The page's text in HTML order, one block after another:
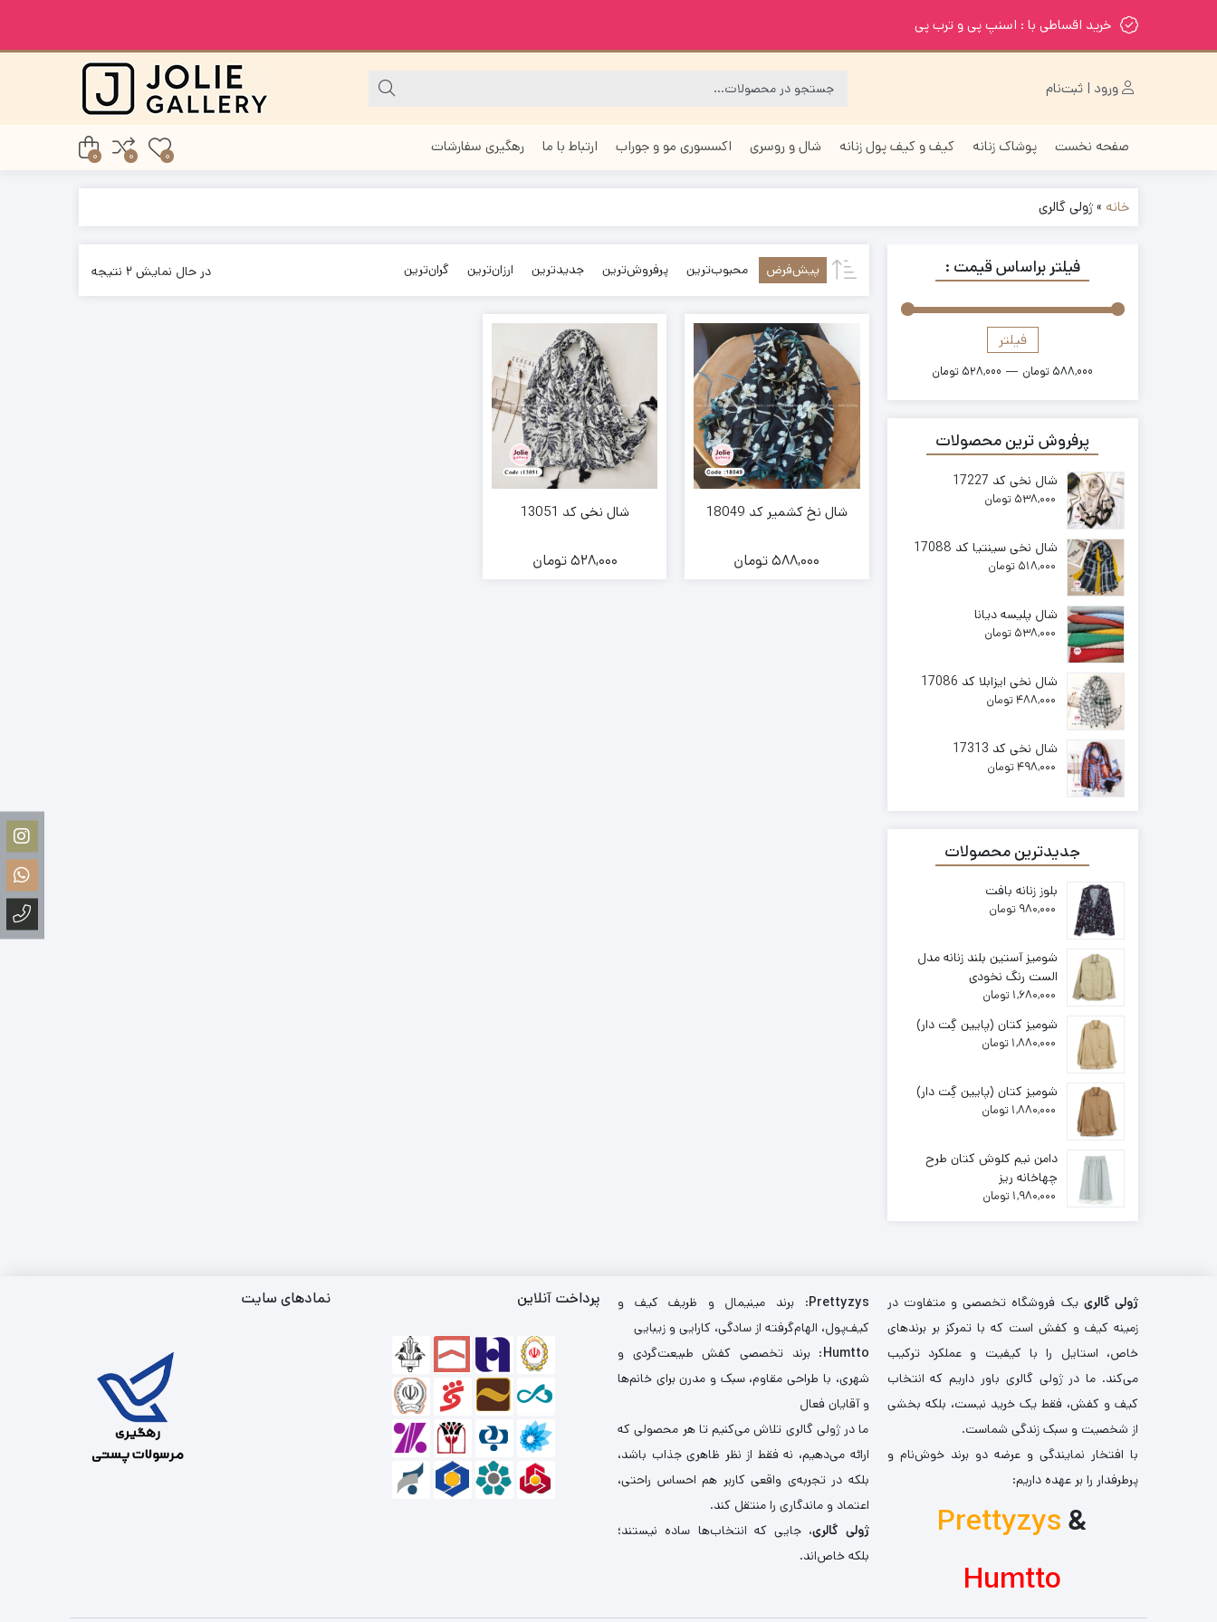
خرید اقساطی با : اسنپ پی و ترب پی
ورود | ثبت‌نام
صفحه نخست پوشاک زنانه کیف و کیف پول زنانه شال و روسری اکسسوری مو و جوراب ارتباط با ما رهگیری سفارشات
0
0
0
خانه »ژولی گالری
پیش‌فرض محبوب‌ترین پرفروش‌ترین جدیدترین ارزان‌ترین گران‌ترین در حال نمایش 2 نتیجه
شال نخ کشمیر کد 18049
588,000تومان
شال نخی کد 13051
528,000تومان
فیلتر براساس قیمت :
فیلتر
528,000 تومان — 588,000 تومان
پرفروش ترین محصولات
شال نخی کد 17227
538,000 تومان
شال نخی سینتیا کد 17088
518,000 تومان
شال پلیسه دیانا
538,000 تومان
شال نخی ایزابلا کد 17086
488,000تومان
شال نخی کد 17313
498,000تومان
جدیدترین محصولات
بلوز زنانه بافت
980,000 تومان
شومیز آستین بلند زنانه مدل
الست رنگ نخودی
1,680,000 تومان
شومیز کتان (پایین گِت دار)
1,880,000 تومان
شومیز کتان (پایین گِت دار)
1,880,000 تومان
دامن نیم کلوش کتان طرح
چهاخانه ریز
1,980,000 تومان
ژولی گالری یک فروشگاه تخصصی و متفاوت در
زمینه کیف و کفش است که با تمرکز بر برندهای
خاص، استایل را با کیفیت و عملکرد ترکیب
می‌کند. ما در ژولی گالری باور داریم که انتخاب
کیف و کفش، فقط یک خرید نیست، بلکه بخشی
از شخصیت و سبک زندگی شماست.
با افتخار نمایندگی و عرضه دو برند خوش‌نام و
پرطرفدار را بر عهده داریم:
Prettyzys&
Humtto
Prettyzys: برند مینیمال و ظریف کیف و
کیف‌پول، الهام‌گرفته از سادگی، کارایی و زیبایی
Humtto: برند تخصصی کفش طبیعت‌گردی و
شهری، با طراحی مقاوم، سبک و مدرن برای خانم‌ها
و آقایان فعال
ما در ژولی گالری تلاش می‌کنیم تا هر محصولی که
ارائه می‌دهیم، نه فقط از نظر ظاهری جذاب باشد،
بلکه در تجربه‌ی واقعی کاربر هم احساس راحتی،
اعتماد و ماندگاری را منتقل کند.
ژولی گالری، جایی که انتخاب‌ها ساده نیستند؛
بلکه خاص‌اند.
پرداخت آنلاین نمادهای سایت